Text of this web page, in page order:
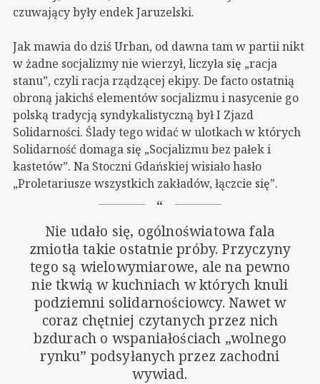
czuwający były endek Jaruzelski.
Jak mawia do dziś Urban, od dawna tam w partii nikt
w żadne socjalizmy nie wierzył, liczyła się „racja
stanu”, czyli racja rządzącej ekipy. De facto ostatnią
obroną jakichś elementów socjalizmu i nasycenie go
polską tradycją syndykalistyczną był I Zjazd
Solidarności. Ślady tego widać w ulotkach w których
Solidarność domaga się „Socjalizmu bez pałek i
kastetów”. Na Stoczni Gdańskiej wisiało hasło
„Proletariusze wszystkich zakładów, łączcie się”.
Nie udało się, ogólnoświatowa fala
zmiotła takie ostatnie próby. Przyczyny
tego są wielowymiarowe, ale na pewno
nie tkwią w kuchniach w których knuli
podziemni solidarnościowcy. Nawet w
coraz chętniej czytanych przez nich
bzdurach o wspaniałościach „wolnego
rynku” podsyłanych przez zachodni
wywiad.